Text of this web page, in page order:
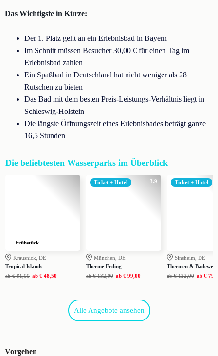
Das Wichtigste in Kürze:
Der 1. Platz geht an ein Erlebnisbad in Bayern
Im Schnitt müssen Besucher 30,00 € für einen Tag im
Erlebnisbad zahlen
Ein Spaßbad in Deutschland hat nicht weniger als 28
Rutschen zu bieten
Das Bad mit dem besten Preis-Leistungs-Verhältnis liegt in
Schleswig-Holstein
Die längste Öffnungszeit eines Erlebnisbades beträgt ganze
16,5 Stunden
Die beliebtesten Wasserparks im Überblick
Frühstück
Krausnick, DE
Tropical Islands
ab € 81,00 ab € 48,50
3.9
Ticket + Hotel
München, DE
Therme Erding
ab € 132,00 ab € 99,00
Ticket + Hotel
Sinsheim, DE
Thermen & Badewelt
ab € 122,00 ab €
Alle Angebote ansehen
Vorgehen